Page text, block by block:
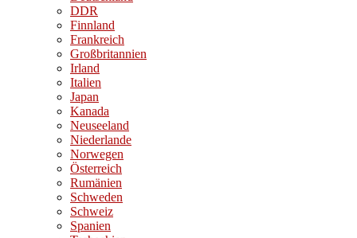
DDR
Finnland
Frankreich
Großbritannien
Irland
Italien
Japan
Kanada
Neuseeland
Niederlande
Norwegen
Österreich
Rumänien
Schweden
Schweiz
Spanien